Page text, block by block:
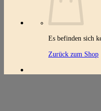
Es befinden sich
Zurück zum Shop